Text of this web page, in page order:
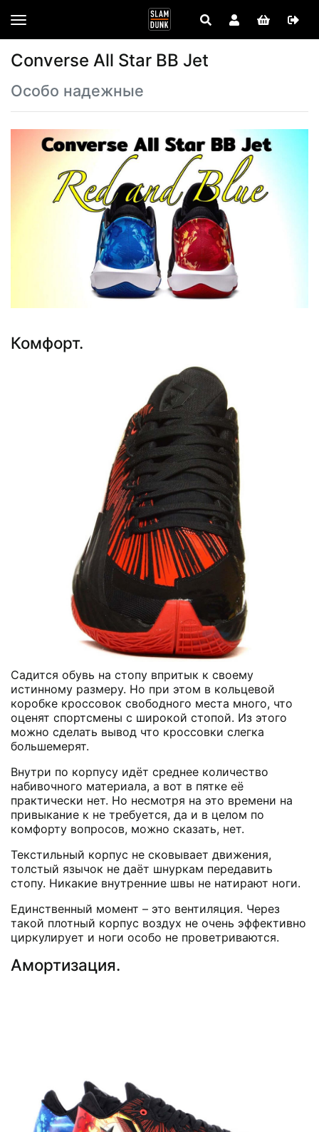
Converse All Star BB Jet
Особо надежные
Комфорт.
Садится обувь на стопу впритык к своему
истинному размеру. Но при этом в кольцевой
коробке кроссовок свободного места много, что
оценят спортсмены с широкой стопой. Из этого
можно сделать вывод что кроссовки слегка
большемерят.
Внутри по корпусу идёт среднее количество
набивочного материала, а вот в пятке её
практически нет. Но несмотря на это времени на
привыкание к не требуется, да и в целом по
комфорту вопросов, можно сказать, нет.
Текстильный корпус не сковывает движения,
толстый язычок не даёт шнуркам передавить
стопу. Никакие внутренние швы не натирают ноги.
Единственный момент – это вентиляция. Через
такой плотный корпус воздух не очень эффективно
циркулирует и ноги особо не проветриваются.
Амортизация.